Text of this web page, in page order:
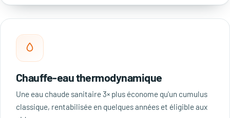
Chauffe-eau thermodynamique
Une eau chaude sanitaire 3× plus économe qu'un cumulus
classique, rentabilisée en quelques années et éligible aux